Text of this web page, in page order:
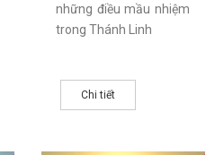
những điều mầu nhiệm
trong Thánh Linh
Chi tiết